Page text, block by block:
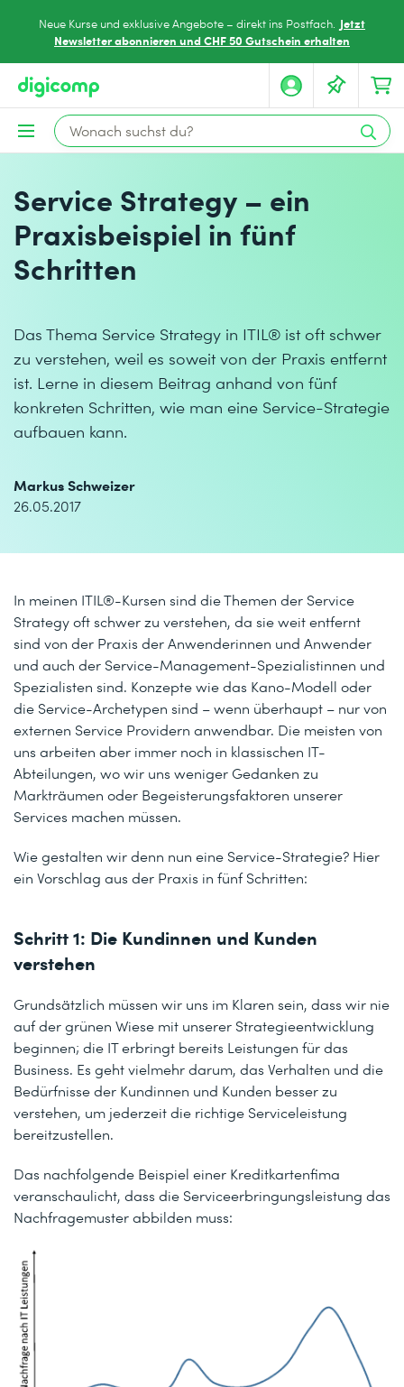
Neue Kurse und exklusive Angebote – direkt ins Postfach. Jetzt
Newsletter abonnieren und CHF 50 Gutschein erhalten
Service Strategy – ein
Praxisbeispiel in fünf
Schritten
Das Thema Service Strategy in ITIL® ist oft schwer
zu verstehen, weil es soweit von der Praxis entfernt
ist. Lerne in diesem Beitrag anhand von fünf
konkreten Schritten, wie man eine Service-Strategie
aufbauen kann.
Markus Schweizer
26.05.2017
In meinen ITIL®-Kursen sind die Themen der Service
Strategy oft schwer zu verstehen, da sie weit entfernt
sind von der Praxis der Anwenderinnen und Anwender
und auch der Service-Management-Spezialistinnen und
Spezialisten sind. Konzepte wie das Kano-Modell oder
die Service-Archetypen sind – wenn überhaupt – nur von
externen Service Providern anwendbar. Die meisten von
uns arbeiten aber immer noch in klassischen IT-
Abteilungen, wo wir uns weniger Gedanken zu
Markträumen oder Begeisterungsfaktoren unserer
Services machen müssen.
Wie gestalten wir denn nun eine Service-Strategie? Hier
ein Vorschlag aus der Praxis in fünf Schritten:
Schritt 1: Die Kundinnen und Kunden
verstehen
Grundsätzlich müssen wir uns im Klaren sein, dass wir nie
auf der grünen Wiese mit unserer Strategieentwicklung
beginnen; die IT erbringt bereits Leistungen für das
Business. Es geht vielmehr darum, das Verhalten und die
Bedürfnisse der Kundinnen und Kunden besser zu
verstehen, um jederzeit die richtige Serviceleistung
bereitzustellen.
Das nachfolgende Beispiel einer Kreditkartenfima
veranschaulicht, dass die Serviceerbringungsleistung das
Nachfragemuster abbilden muss: